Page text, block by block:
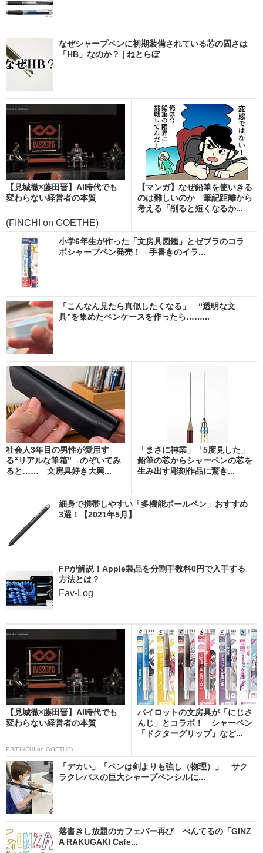
なぜシャープペンに初期装備されている芯の固さは
「HB」なのか？ | ねとらぼ
【見城徹×藤田晋】AI時代でも
変わらない経営者の本質
(FINCHI on GOETHE)
【マンガ】なぜ鉛筆を使いきる
のは難しいのか 筆記距離から
考える「削ると短くなるか...
小学6年生が作った「文房具図鑑」とゼブラのコラ
ボシャープペン発売！ 手書きのイラ...
「こんなん見たら真似したくなる」 “透明な文
具”を集めたペンケースを作ったら……...
社会人3年目の男性が愛用す
る“リアルな筆箱”→のぞいてみ
ると…… 文房具好き大興...
「まさに神業」「5度見した」
鉛筆の芯からシャーペンの芯を
生み出す彫刻作品に驚き...
細身で携帯しやすい「多機能ボールペン」おすすめ
3選！【2021年5月】
FPが解説！Apple製品を分割手数料0円で入手する
方法とは？
Fav-Log
【見城徹×藤田晋】AI時代でも
変わらない経営者の本質
PR(FINCHI on GOETHE)
パイロットの文房具が「にじさ
んじ」とコラボ！ シャーペン
「ドクターグリップ」など...
「デカい」「ペンは剣よりも強し（物理）」 サク
ラクレパスの巨大シャープペンシルに...
落書きし放題のカフェバー再び ぺんてるの「GINZ
A RAKUGAKI Cafe...